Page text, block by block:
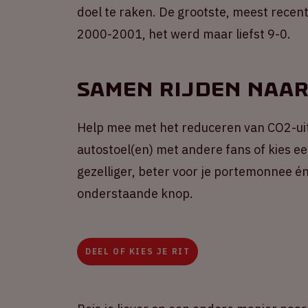
doel te raken. De grootste, meest
2000-2001, het werd maar liefst 9-0.
Samen rijden
Help mee met het reduceren van CO2-
autostoel(en) met andere fans of kies
gezelliger, beter voor je portemonnee
onderstaande knop.
DEEL OF KIES JE RIT